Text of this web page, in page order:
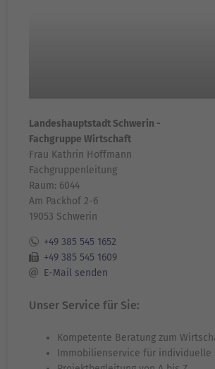
Landeshauptstadt Schwerin -
Fachgruppe Wirtschaft
Frau Kathrin Hoffmann
Fachgruppenleitung
Raum: 6044
Am Packhof 2-6
19053 Schwerin
+49 385 545 1652
+49 385 545 1609
E-Mail senden
Unser Service für Sie:
Kompetente Beratung zum
Immobilienservice für individuelle